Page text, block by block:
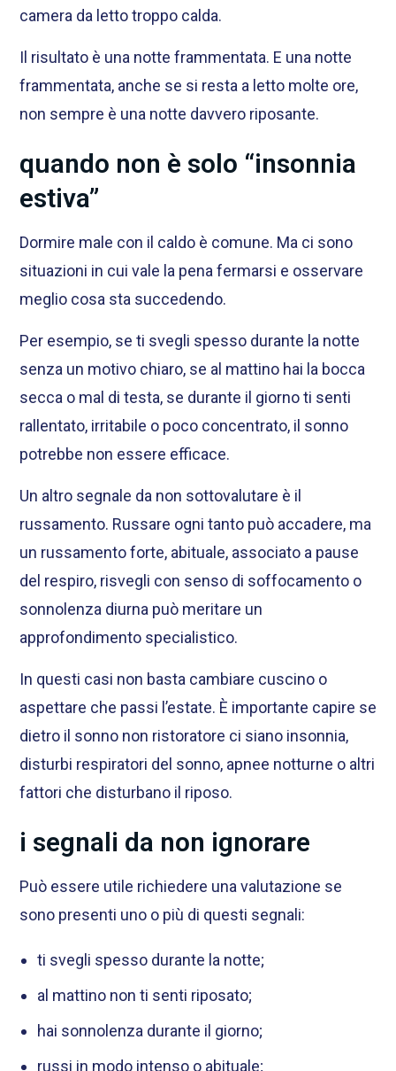
camera da letto troppo calda.
Il risultato è una notte frammentata. E una notte
frammentata, anche se si resta a letto molte ore,
non sempre è una notte davvero riposante.
quando non è solo “insonnia
estiva”
Dormire male con il caldo è comune. Ma ci sono
situazioni in cui vale la pena fermarsi e osservare
meglio cosa sta succedendo.
Per esempio, se ti svegli spesso durante la notte
senza un motivo chiaro, se al mattino hai la bocca
secca o mal di testa, se durante il giorno ti senti
rallentato, irritabile o poco concentrato, il sonno
potrebbe non essere efficace.
Un altro segnale da non sottovalutare è il
russamento. Russare ogni tanto può accadere, ma
un russamento forte, abituale, associato a pause
del respiro, risvegli con senso di soffocamento o
sonnolenza diurna può meritare un
approfondimento specialistico.
In questi casi non basta cambiare cuscino o
aspettare che passi l’estate. È importante capire se
dietro il sonno non ristoratore ci siano insonnia,
disturbi respiratori del sonno, apnee notturne o altri
fattori che disturbano il riposo.
i segnali da non ignorare
Può essere utile richiedere una valutazione se
sono presenti uno o più di questi segnali:
ti svegli spesso durante la notte;
al mattino non ti senti riposato;
hai sonnolenza durante il giorno;
russi in modo intenso o abituale;